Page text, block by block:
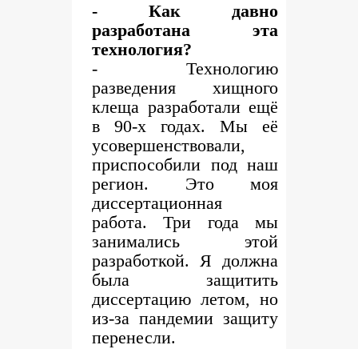
- Как давно
разработана эта
технология?
- Технологию
разведения хищного
клеща разработали ещё
в 90-х годах. Мы её
усовершенствовали,
приспособили под наш
регион. Это моя
диссертационная
работа. Три года мы
занимались этой
разработкой. Я должна
была защитить
диссертацию летом, но
из-за пандемии защиту
перенесли.